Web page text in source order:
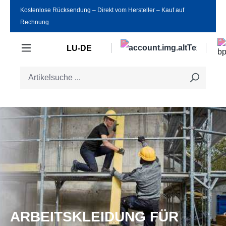
Zum Hauptinhalt springen
Kostenlose Rücksendung ‒ Direkt vom Hersteller ‒ Kauf auf
Rechnung
LU-DE
ARBEITSKLEIDUNG FÜR